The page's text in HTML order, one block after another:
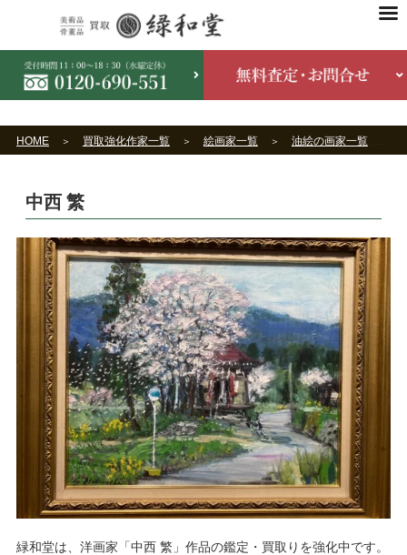
HOME 買取強化作家一覧 絵画家一覧 油絵の画家一覧
中西 繁
緑和堂は、洋画家「中西 繁」作品の鑑定・買取りを強化中です。